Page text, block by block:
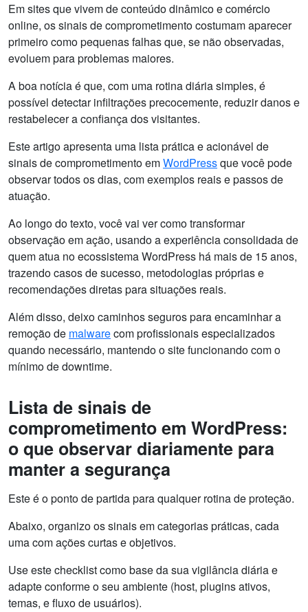
Em sites que vivem de conteúdo dinâmico e comércio
online, os sinais de comprometimento costumam aparecer
primeiro como pequenas falhas que, se não observadas,
evoluem para problemas maiores.
A boa notícia é que, com uma rotina diária simples, é
possível detectar infiltrações precocemente, reduzir danos e
restabelecer a confiança dos visitantes.
Este artigo apresenta uma lista prática e acionável de
sinais de comprometimento emWordPressque você pode
observar todos os dias, com exemplos reais e passos de
atuação.
Ao longo do texto, você vai ver como transformar
observação em ação, usando a experiência consolidada de
quem atua no ecossistema WordPress há mais de 15 anos,
trazendo casos de sucesso, metodologias próprias e
recomendações diretas para situações reais.
Além disso, deixo caminhos seguros para encaminhar a
remoção de malwarecom profissionais especializados
quando necessário, mantendo o site funcionando com o
mínimo de downtime.
Lista de sinais de
comprometimento em WordPress:
o que observar diariamente para
manter a segurança
Este é o ponto de partida para qualquer rotina de proteção.
Abaixo, organizo os sinais em categorias práticas, cada
uma com ações curtas e objetivos.
Use este checklist como base da sua vigilância diária e
adapte conforme o seu ambiente (host, plugins ativos,
temas, e fluxo de usuários).